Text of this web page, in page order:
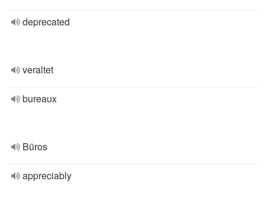
deprecated
veraltet
bureaux
Büros
appreciably